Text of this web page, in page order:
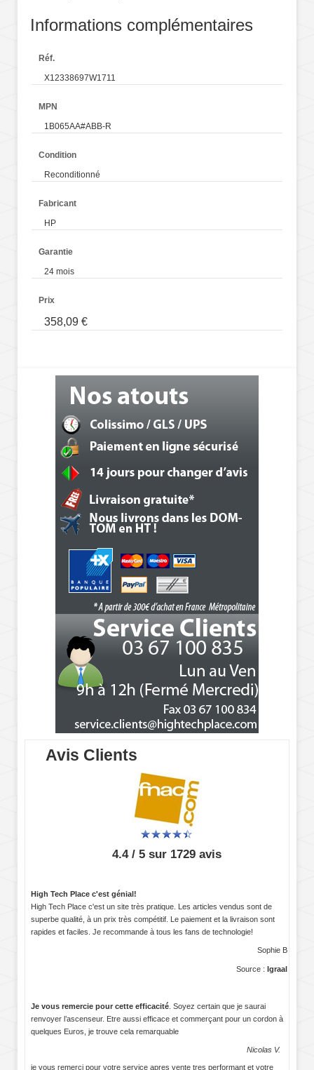
Informations complémentaires
Réf.
X12338697W1711
MPN
1B065AA#ABB-R
Condition
Reconditionné
Fabricant
HP
Garantie
24 mois
Prix
358,09 €
Avis Clients
4.4 / 5 sur 1729 avis
High Tech Place c'est génial!
High Tech Place c'est un site très pratique. Les articles vendus sont de
superbe qualité, à un prix très compétitif. Le paiement et la livraison sont
rapides et faciles. Je recommande à tous les fans de technologie!
Sophie B
Source : Igraal
Je vous remercie pour cette efficacité . Soyez certain que je saurai
renvoyer l’ascenseur. Etre aussi efficace et commerçant pour un cordon à
quelques Euros, je trouve cela remarquable
Nicolas V.
je vous remerci pour votre service apres vente tres performant et votre